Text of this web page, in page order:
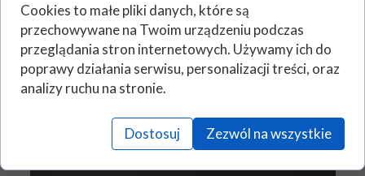
Cookies to małe pliki danych, które są
przechowywane na Twoim urządzeniu podczas
przeglądania stron internetowych. Używamy ich do
poprawy działania serwisu, personalizacji treści, oraz
analizy ruchu na stronie.
Dostosuj Zezwól na wszystkie